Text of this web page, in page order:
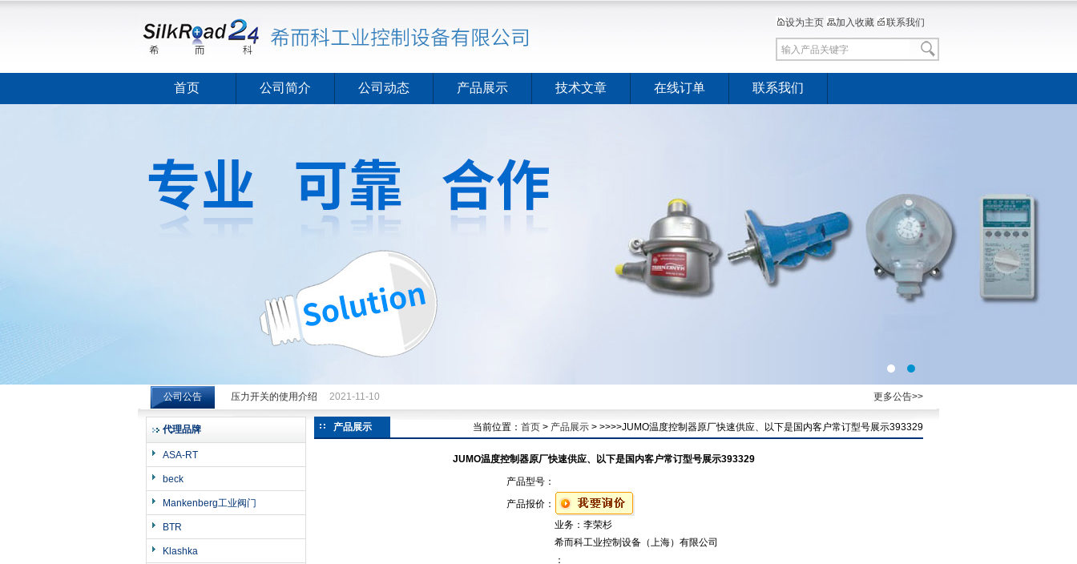
希而科工业控制设备（上海）有限公司
设为主页 加入收藏 联系我们
首页 公司简介 公司动态 产品展示 技术文章 在线订单 联系我们
公司公告 压力开关的使用介绍 2021-11-10 更多公告>>
代理品牌
ASA-RT
beck
Mankenberg工业阀门
BTR
Klashka
产品展示 当前位置： 首页 > 产品展示 > >>>>JUMO温度控制器原厂快速供应、以下是国内客户常订型号展示393329
JUMO温度控制器原厂快速供应、以下是国内客户常订型号展示393329
产品型号：
产品报价：
业务：李荣杉
希而科工业控制设备（上海）有限公司
：